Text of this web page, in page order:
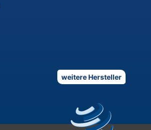
weitere Hersteller